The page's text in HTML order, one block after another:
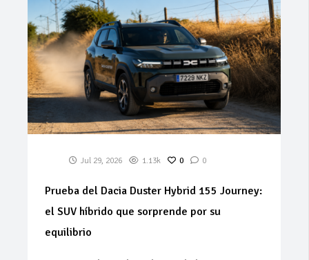
Jul 29, 2026 1.13k 0 0
Prueba del Dacia Duster Hybrid 155 Journey:
el SUV híbrido que sorprende por su
equilibrio